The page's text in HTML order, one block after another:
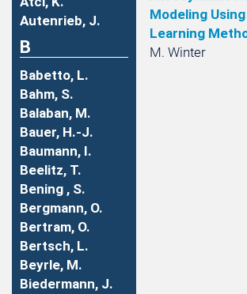
Autenrieb, J.
B
Babetto, L.
Bahm, S.
Balaban, M.
Bauer, H.-J.
Baumann, I.
Beelitz, T.
Bening , S.
Bergmann, O.
Bertram, O.
Bertsch, L.
Beyrle, M.
Biedermann, J.
Modeling
Learning
M. Winter